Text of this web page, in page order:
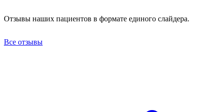
Отзывы наших пациентов в формате единого слайдера.
Все отзывы